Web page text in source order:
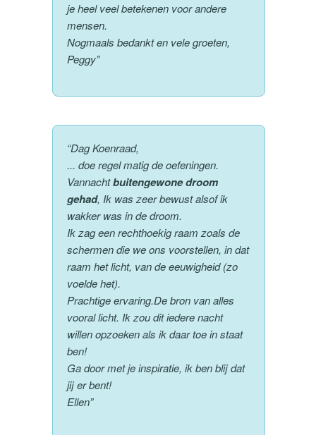
je heel veel betekenen voor andere
mensen.
Nogmaals bedankt en vele groeten,
Peggy”
“Dag Koenraad,
... doe regel matig de oefeningen.
Vannachtbuitengewone droom
gehad, Ik was zeer bewust alsof ik
wakker was in de droom.
Ik zag een rechthoekig raam zoals de
schermen die we ons voorstellen, in dat
raam het licht, van de eeuwigheid (zo
voelde het).
Prachtige ervaring.De bron van alles
vooral licht. Ik zou dit iedere nacht
willen opzoeken als ik daar toe in staat
ben!
Ga door met je inspiratie, ik ben blij dat
jij er bent!
Ellen”